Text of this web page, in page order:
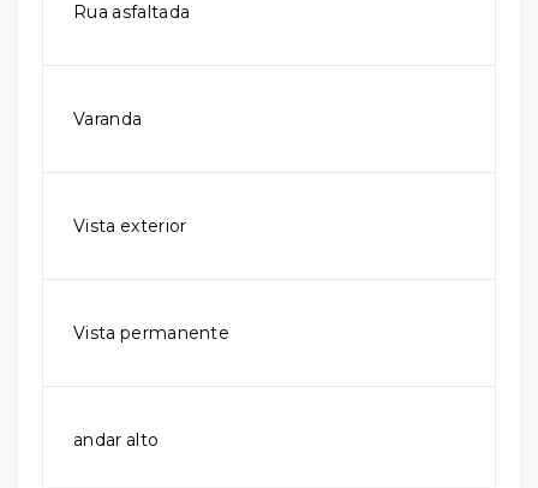
Rua asfaltada
Varanda
Vista exterior
Vista permanente
andar alto